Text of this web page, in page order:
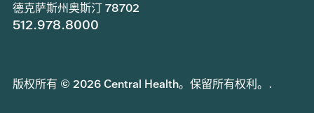
德克萨斯州奥斯汀 78702
512.978.8000
版权所有 © 2026 Central Health。保留所有权利。.